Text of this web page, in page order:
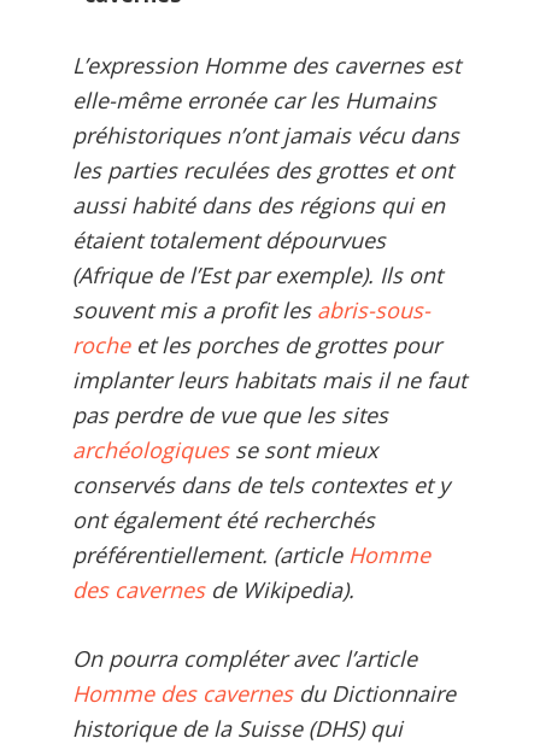
L’expression Homme des cavernesest
elle-même erronée car les Humains
préhistoriques n’ont jamais vécu dans
les parties reculées des grottes et ont
aussi habité dans des régions qui en
étaient totalement dépourvues
(Afrique de l’Est par exemple). Ils ont
souvent mis a profit les abris-sous-
rocheet les porches de grottes pour
implanter leurs habitats mais il ne faut
pas perdre de vue que les sites
archéologiquesse sont mieux
conservés dans de tels contextes et y
ont également été recherchés
préférentiellement. (article Homme
des cavernes de Wikipedia).
On pourra compléter avec l’article
Homme des cavernesdu Dictionnaire
historique de la Suisse (DHS) qui